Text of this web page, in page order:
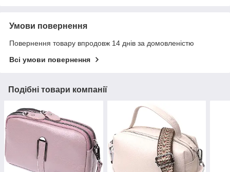
Умови повернення
Повернення товару впродовж 14 днів за домовленістю
Всі умови повернення
Подібні товари компанії